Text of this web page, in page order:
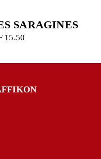
SARAGINES
15.50